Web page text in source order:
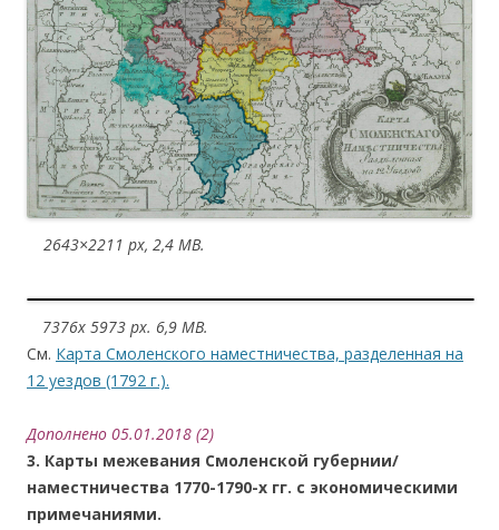
2643×2211 px, 2,4 MB.
7376x 5973 px. 6,9 MB.
См. Карта Смоленского наместничества, разделенная на
12 уездов (1792 г.).
Дополнено 05.01.2018 (2)
3. Карты межевания Смоленской губернии/
наместничества 1770-1790-х гг. с экономическими
примечаниями.